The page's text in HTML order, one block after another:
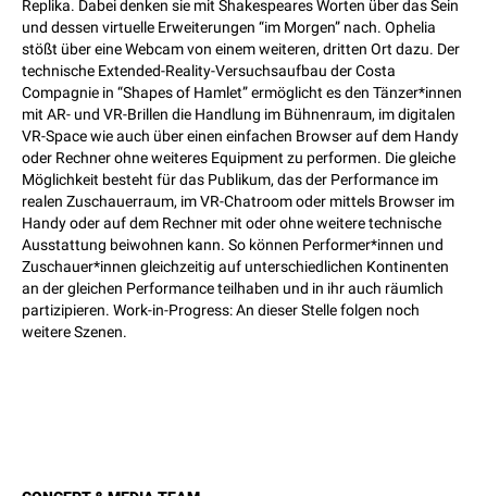
Replika. Dabei denken sie mit Shakespeares Worten über das Sein
und dessen virtuelle Erweiterungen “im Morgen” nach. Ophelia
stößt über eine Webcam von einem weiteren, dritten Ort dazu. Der
technische Extended-Reality-Versuchsaufbau der Costa
Compagnie in “Shapes of Hamlet” ermöglicht es den Tänzer*innen
mit AR- und VR-Brillen die Handlung im Bühnenraum, im digitalen
VR-Space wie auch über einen einfachen Browser auf dem Handy
oder Rechner ohne weiteres Equipment zu performen. Die gleiche
Möglichkeit besteht für das Publikum, das der Performance im
realen Zuschauerraum, im VR-Chatroom oder mittels Browser im
Handy oder auf dem Rechner mit oder ohne weitere technische
Ausstattung beiwohnen kann. So können Performer*innen und
Zuschauer*innen gleichzeitig auf unterschiedlichen Kontinenten
an der gleichen Performance teilhaben und in ihr auch räumlich
partizipieren. Work-in-Progress: An dieser Stelle folgen noch
weitere Szenen.